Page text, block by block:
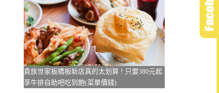
貴族世家板橋板新店真的太划算 ! 只要380元起
享牛排自助吧吃到飽(菜單價錢)